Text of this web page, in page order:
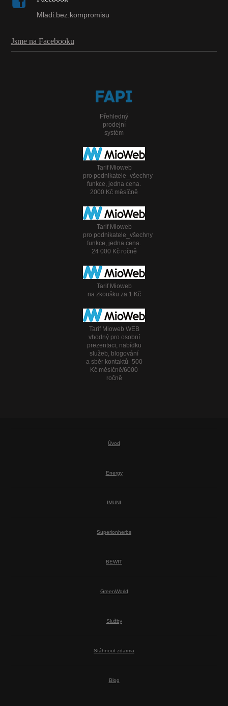
Mladi.bez.kompromisu
Jsme na Facebooku
Přehledný
prodejní
systém
Tarif Mioweb
pro podnikatele_všechny
funkce, jedna cena.
2000 Kč měsíčně
Tarif Mioweb
pro podnikatele_všechny
funkce, jedna cena.
24 000 Kč ročně
Tarif Mioweb
na zkoušku za 1 Kč
Tarif Mioweb WEB
vhodný pro osobní
prezentaci, nabídku
služeb, blogování
a sběr kontaktů_500
Kč měsíčně/6000
ročně
Úvod
Energy
IMUNI
Superionherbs
BEWIT
GreenWorld
Služby
Stáhnout zdarma
Blog